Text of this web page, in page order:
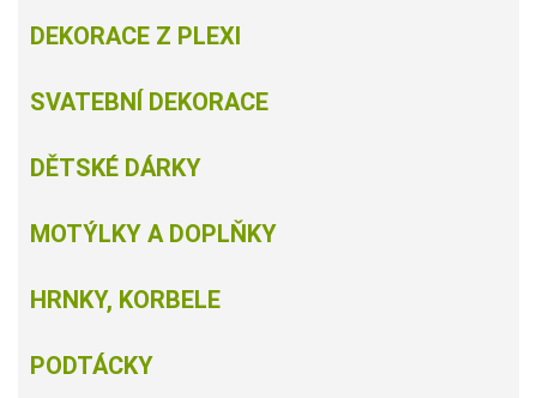
DEKORACE Z PLEXI
SVATEBNÍ DEKORACE
DĚTSKÉ DÁRKY
MOTÝLKY A DOPLŇKY
HRNKY, KORBELE
PODTÁCKY